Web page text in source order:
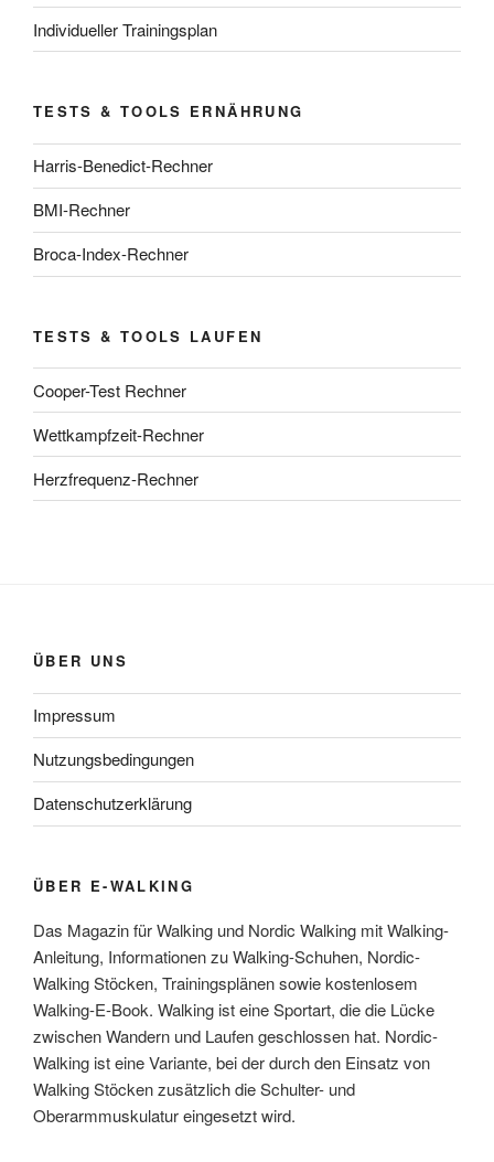
Individueller Trainingsplan
TESTS & TOOLS ERNÄHRUNG
Harris-Benedict-Rechner
BMI-Rechner
Broca-Index-Rechner
TESTS & TOOLS LAUFEN
Cooper-Test Rechner
Wettkampfzeit-Rechner
Herzfrequenz-Rechner
ÜBER UNS
Impressum
Nutzungsbedingungen
Datenschutzerklärung
ÜBER E-WALKING
Das Magazin für Walking und Nordic Walking mit Walking-
Anleitung, Informationen zu Walking-Schuhen, Nordic-
Walking Stöcken, Trainingsplänen sowie kostenlosem
Walking-E-Book. Walking ist eine Sportart, die die Lücke
zwischen Wandern und Laufen geschlossen hat. Nordic-
Walking ist eine Variante, bei der durch den Einsatz von
Walking Stöcken zusätzlich die Schulter- und
Oberarmmuskulatur eingesetzt wird.